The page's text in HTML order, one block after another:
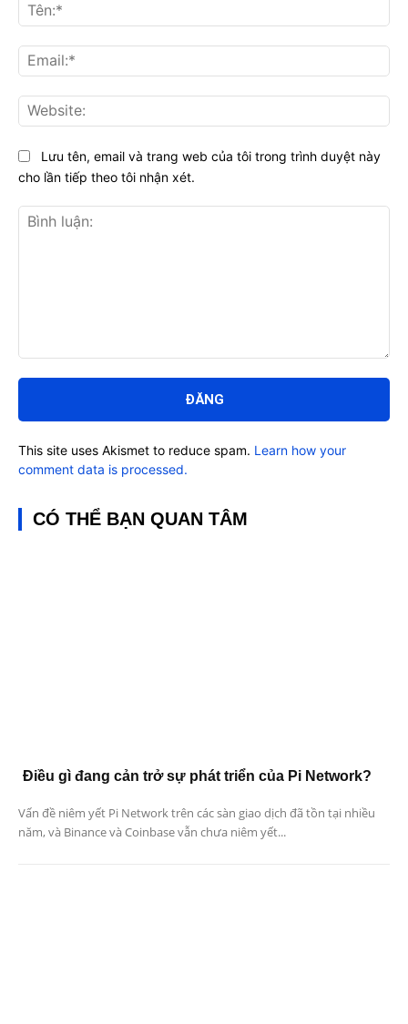
luận:
Lưu tên, email và trang web của tôi trong trình duyệt này
cho lần tiếp theo tôi nhận xét.
This site uses Akismet to reduce spam. Learn how your
comment data is processed.
CÓ THỂ BẠN QUAN TÂM
Điều gì đang cản trở sự phát triển của Pi Network?
Vấn đề niêm yết Pi Network trên các sàn giao dịch đã tồn tại nhiều
năm, và Binance và Coinbase vẫn chưa niêm yết...